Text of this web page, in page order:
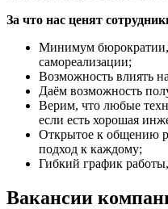
За что нас ценят
Минимум бюрократии,
самореализации;
Возможность влиять
Даём возможность
Верим, что любые
если есть хорошая
Открытое к общению
подход к каждому;
Гибкий график
Вакансии